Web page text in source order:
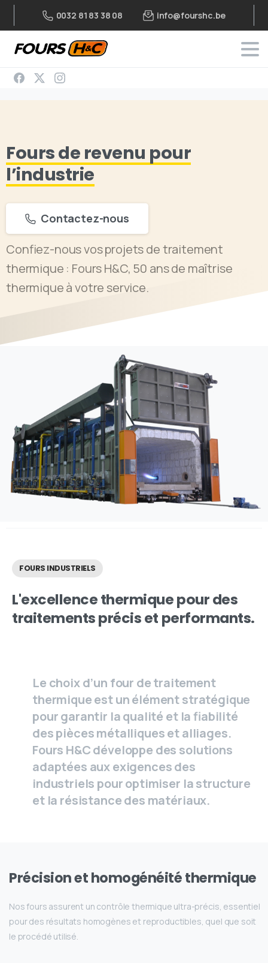
0032 81 83 38 08 info@fourshc.be
Fours de revenu pour
l’industrie
Contactez-nous
Confiez-nous vos projets de traitement
thermique : Fours H&C, 50 ans de maîtrise
thermique à votre service.
FOURS INDUSTRIELS
L'excellencethermiquepourdes
traitementspréciset performants.
Le choix d’un four de traitement
thermique est un élément stratégique
pour garantir la qualité et la fiabilité
des pièces métalliques et alliages.
Fours H&C développe des solutions
adaptées aux exigences des
industriels pour optimiser la structure
et la résistance des matériaux.
Précisionethomogénéitéthermique
Nos fours assurent un contrôle thermique ultra-précis, essentiel
pour des résultats homogènes et reproductibles, quel que soit
le procédé utilisé.